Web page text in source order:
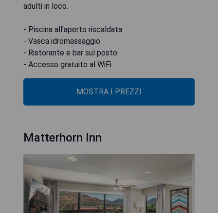
adulti in loco.
- Piscina all'aperto riscaldata
- Vasca idromassaggio
- Ristorante e bar sul posto
MOSTRA I PREZZI
Matterhorn Inn